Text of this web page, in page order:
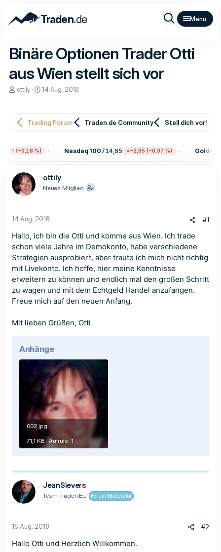
Traden.de
Binäre Optionen Trader Otti
aus Wien stellt sich vor
E
e
r
ottily
E
e
m
14 Aug. 2018
Trading Forum Traden.de Community Stell dich vor!
(−0,18 %) Nasdaq 100714,65 −2,65 (−0,37 %) Gold
ottily
Neues Mitglied
14 Aug. 2018 #1
Hallo, ich bin die Otti und komme aus Wien. Ich trade
schon viele Jahre im Demokonto, habe verschiedene
Strategien ausprobiert, aber traute ich mich nicht richtig
mit Livekonto. Ich hoffe, hier meine Kenntnisse
erweitern zu können und endlich mal den großen Schritt
zu wagen und mit dem Echtgeld Handel anzufangen.
Freue mich auf den neuen Anfang.
Mit lieben Grüßen, Otti
Anhänge
002.jpg
71,1 KB · Aufrufe: 1
JeanSievers
Team Traden.EU Forum Moderator
16 Aug. 2018 #2
Hallo Otti und Herzlich Willkommen.